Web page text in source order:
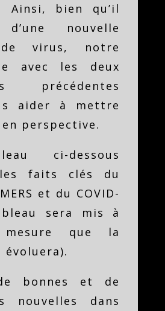
Ainsi, bien qu’il
d’une nouvelle
de virus, notre
avec les deux
précédentes
aider à mettre
en perspective.
ci-dessous
faits clés du
et du COVID-
sera mis à
que la
évoluera).
bonnes et de
nouvelles dans